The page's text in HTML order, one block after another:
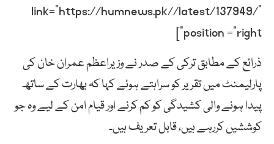
link=”https://humnews.pk//latest/137949/”
position =”right”]
ذرائع کے مطابق ترکی کے صدر نے وزیراعظم عمران خان کی
پارلیمنٹ میں تقریر کو سراہتے ہوئے کہا کہ بھارت کے ساتھ
پیدا ہونے والی کشیدگی کو کم کرنے اور قیام امن کے لیے وہ جو
کوششیں کررہے ہیں، قابل تعریف ہیں۔